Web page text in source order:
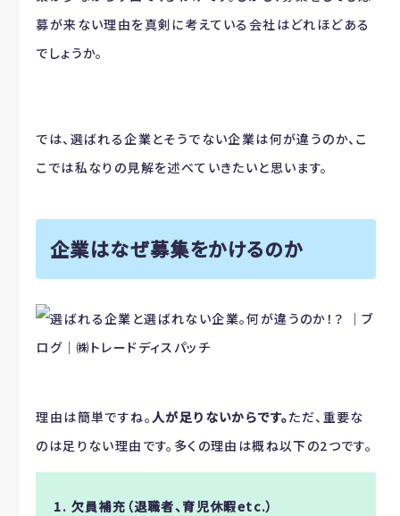
募が来ない理由を真剣に考えている会社はどれほどある
でしょうか。
では、選ばれる企業とそうでない企業は何が違うのか、こ
こでは私なりの見解を述べていきたいと思います。
企業はなぜ募集をかけるのか
理由は簡単ですね。 人が足りないからです。ただ、重要な
のは足りない理由です。多くの理由は概ね以下の2つです。
1. 欠員補充（退職者、育児休暇etc.）